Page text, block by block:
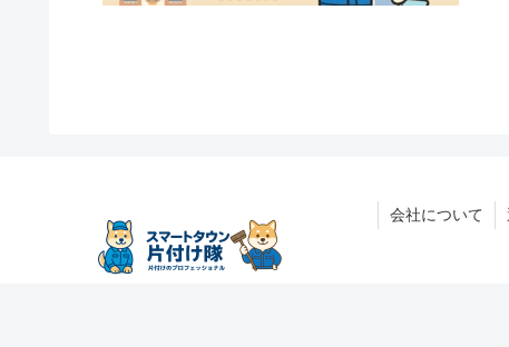
会社について